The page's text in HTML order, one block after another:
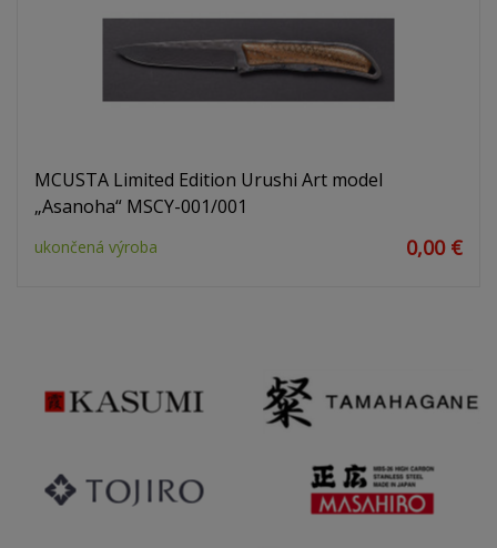
MCUSTA Limited Edition Urushi Art model
„Asanoha“ MSCY-001/001
ukončená výroba 0,00 €